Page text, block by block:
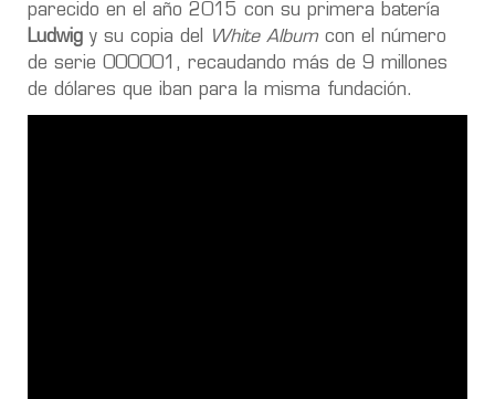
parecido en el año 2015 con su primera batería
Ludwig y su copia del White Albumcon el número
de serie 000001, recaudando más de 9 millones
de dólares que iban para la misma fundación.